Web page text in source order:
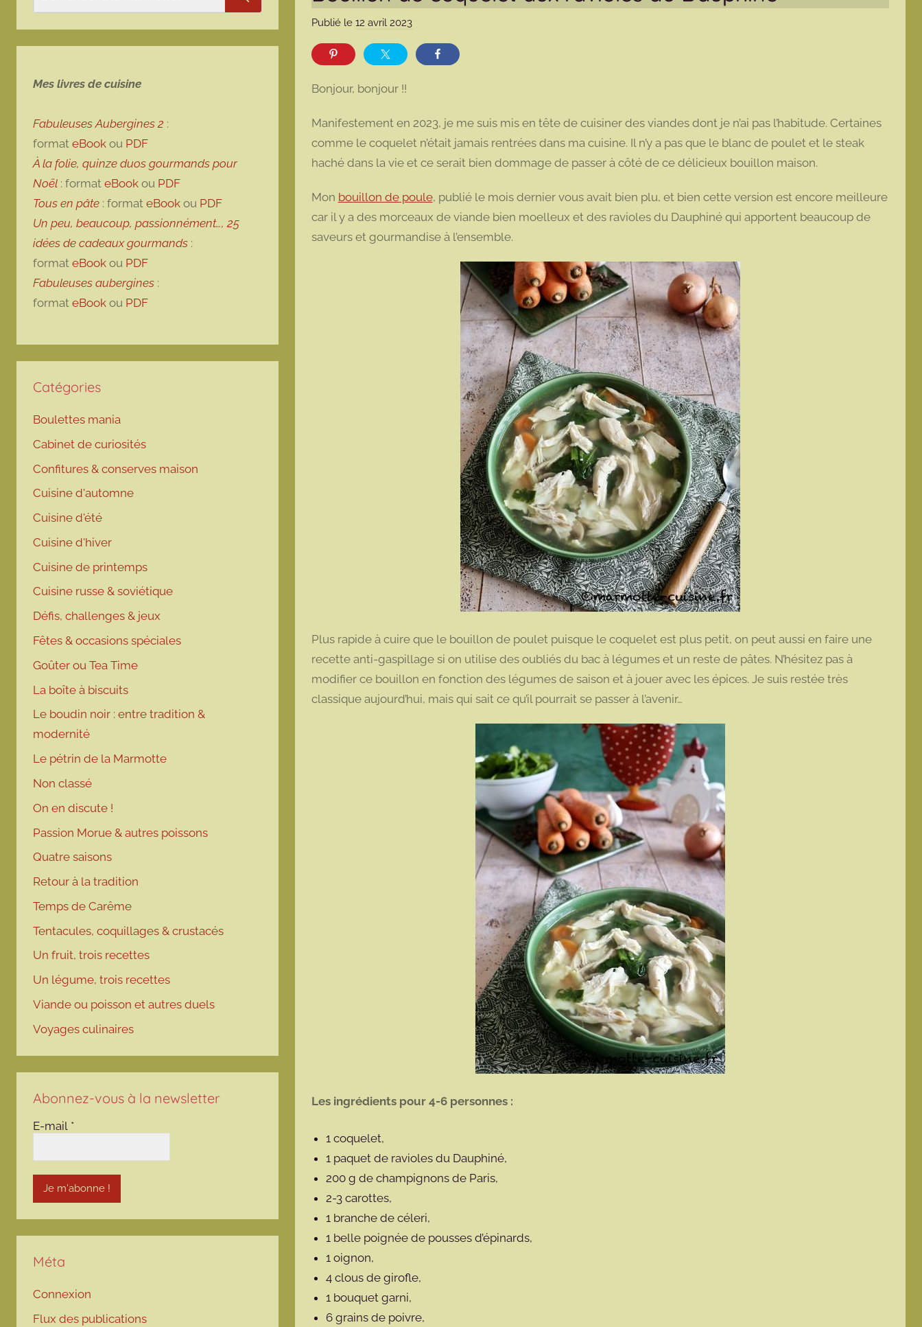
Publié le 12 avril 2023p
m
o
t
e
Bonjour, bonjour !!
Manifestement en 2023, je me suis mis en tête de cuisiner des viandes dont je n’ai pas l’habitude. Certaines
comme le coquelet n’était jamais rentrées dans ma cuisine. Il n’y a pas que le blanc de poulet et le steak
haché dans la vie et ce serait bien dommage de passer à côté de ce délicieux bouillon maison.
Mon bouillon de poule, publié le mois dernier vous avait bien plu, et bien cette version est encore meilleure
car il y a des morceaux de viande bien moelleux et des ravioles du Dauphiné qui apportent beaucoup de
saveurs et gourmandise à l’ensemble.
Plus rapide à cuire que le bouillon de poulet puisque le coquelet est plus petit, on peut aussi en faire une
recette anti-gaspillage si on utilise des oubliés du bac à légumes et un reste de pâtes. N’hésitez pas à
modifier ce bouillon en fonction des légumes de saison et à jouer avec les épices. Je suis restée très
classique aujourd’hui, mais qui sait ce qu’il pourrait se passer à l’avenir…
Les ingrédients pour 4-6 personnes :
1 coquelet,
1 paquet de ravioles du Dauphiné,
200 g de champignons de Paris,
2-3 carottes,
1 branche de céleri,
1 belle poignée de pousses d’épinards,
1 oignon,
4 clous de girofle,
1 bouquet garni,
6 grains de poivre,
Rechercher
Mes livres de cuisine
Fabuleuses Aubergines 2 :
format eBook ou PDF
À la folie, quinze duos gourmands pour
Noël : format eBook ou PDF
Tous en pâte : format eBook ou PDF
Un peu, beaucoup, passionnément…, 25
idées de cadeaux gourmands :
format eBook ou PDF
Fabuleuses aubergines :
format eBook ou PDF
Catégories
Boulettes mania
Cabinet de curiosités
Confitures & conserves maison
Cuisine d'automne
Cuisine d'été
Cuisine d'hiver
Cuisine de printemps
Cuisine russe & soviétique
Défis, challenges & jeux
Fêtes & occasions spéciales
Goûter ou Tea Time
La boîte à biscuits
Le boudin noir : entre tradition &
modernité
Le pétrin de la Marmotte
Non classé
On en discute !
Passion Morue & autres poissons
Quatre saisons
Retour à la tradition
Temps de Carême
Tentacules, coquillages & crustacés
Un fruit, trois recettes
Un légume, trois recettes
Viande ou poisson et autres duels
Voyages culinaires
Abonnez-vous à la newsletter
E-mail *
Méta
Connexion
Flux des publications